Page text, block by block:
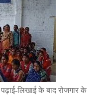
पढ़ाई-लिखाई के बाद रोजगार के